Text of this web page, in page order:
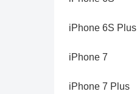
iPhone 6S Plus
iPhone 7
iPhone 7 Plus